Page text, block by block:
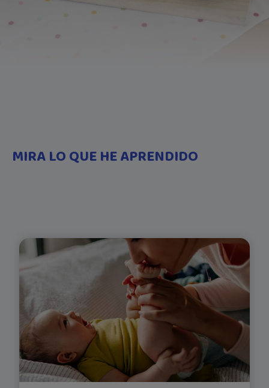
MIRA LO QUE HE APRENDIDO